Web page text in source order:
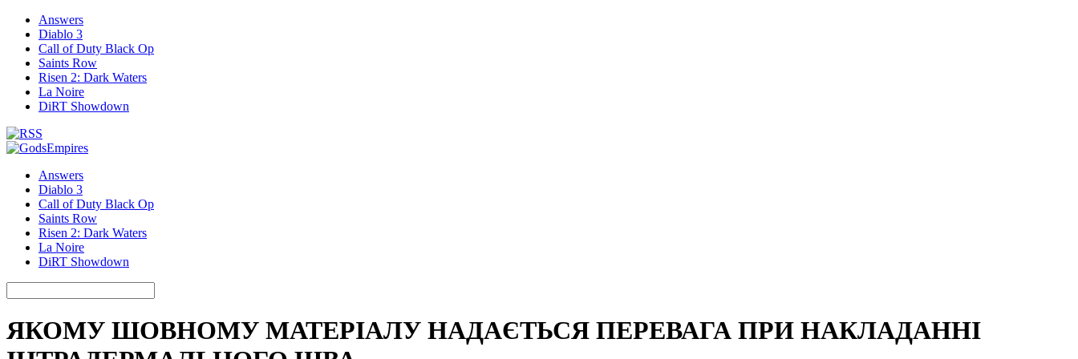
Answers
Diablo 3
Call of Duty Black Op
Saints Row
Risen 2: Dark Waters
La Noire
DiRT Showdown
Answers
Diablo 3
Call of Duty Black Op
Saints Row
Risen 2: Dark Waters
La Noire
DiRT Showdown
ЯКОМУ ШОВНОМУ МАТЕРІАЛУ НАДАЄТЬСЯ ПЕРЕВАГА ПРИ НАКЛАДАННІ